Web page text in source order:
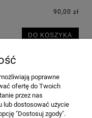
90,00 zł
DO KOSZYKA
poprawne
ofertę do Twoich
przez nas
lub dostosować użycie
"Dostosuj zgody".